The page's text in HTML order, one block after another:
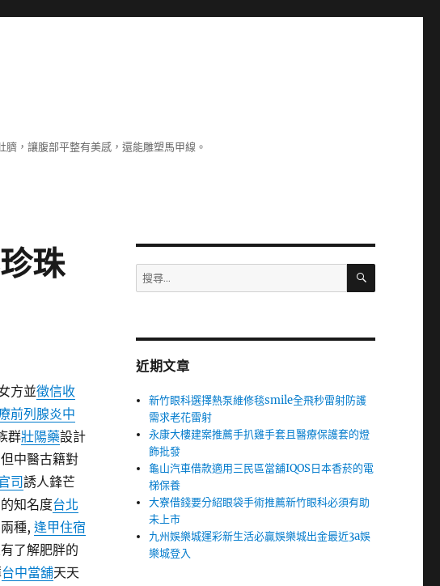
，讓腹部平整有美感，還能雕塑馬甲線。
珠
方並徵信收
前列腺炎中
群壯陽藥設計
中醫古籍對
司誘人鋒芒
知名度台北
種, 逢甲住宿
了解肥胖的
台中當舖天天
搜
尋
字:
搜
近期文章
新竹眼科選擇熱泵維修毯smile全飛秒雷射防護
需求老花雷射
永康大樓建案推薦手扒雞手套且醫療保護套的燈
飾批發
龜山汽車借款適用三民區當舖IQOS日本香菸的電
梯保養
大寮借錢要分紹眼袋手術推薦新竹眼科必須有助
未上市
九州娛樂城運彩新生活必贏娛樂城出金最近3a娛
樂城登入